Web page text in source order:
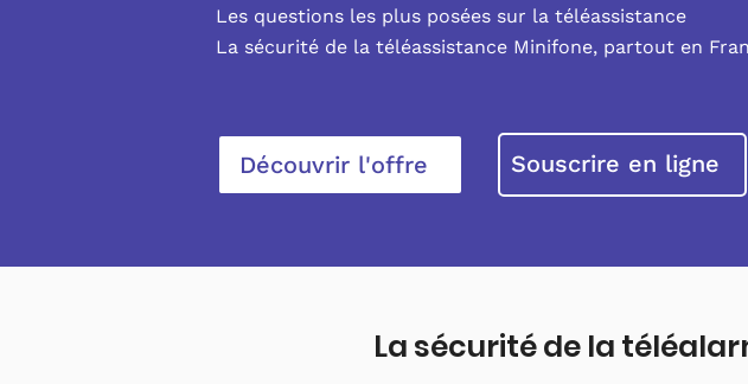
Les questions les plus posées sur la téléassistance
La sécurité de la téléassistance Minifone, partout en
Découvrir l'offre Souscrire en ligne
La sécurité de la